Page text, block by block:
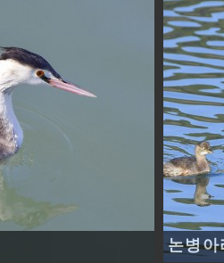
논병아